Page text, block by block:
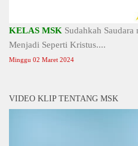
KELAS MSK Sudahkah
Menjadi Seperti Kristus....
Minggu 02 Maret 2024
VIDEO KLIP TENTANG MSK